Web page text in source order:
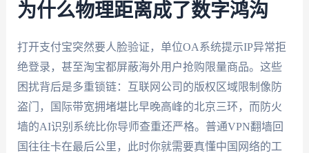
为什么物理距离成了数字鸿沟
打开支付宝突然要人脸验证，单位OA系统提示IP异常拒
绝登录，甚至淘宝都屏蔽海外用户抢购限量商品。这些
困扰背后是多重锁链：互联网公司的版权区域限制像防
盗门，国际带宽拥堵堪比早晚高峰的北京三环，而防火
墙的AI识别系统比你导师查重还严格。普通VPN翻墙回
国往往卡在最后公里，此时你就需要真懂中国网络的工